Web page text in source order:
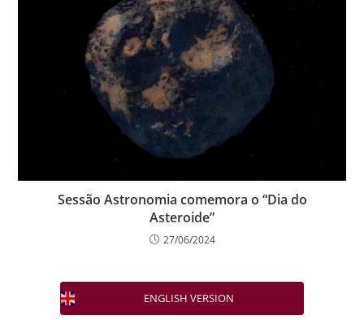
Sessão Astronomia comemora o “Dia do
Asteroide”
27/06/2024
ENGLISH VERSION